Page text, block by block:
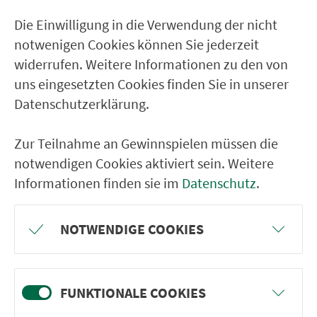
Suchen
Ver­kehrs­ver­bund Groß­raum
Nürn­berg
Die Einwilligung in die Verwendung der nicht
notwenigen Cookies können Sie jederzeit
widerrufen. Weitere Informationen zu den von
uns eingesetzten Cookies finden Sie in unserer
Datenschutzerklärung.
Zur Teilnahme an Gewinnspielen müssen die
notwendigen Cookies aktiviert sein. Weitere
Informationen finden sie im Datenschutz.
NOTWENDIGE COOKIES
FUNKTIONALE COOKIES